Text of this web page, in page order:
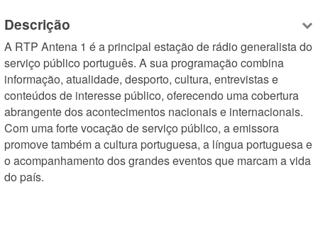
Descrição
A RTP Antena 1 é a principal estação de rádio generalista do
serviço público português. A sua programação combina
informação, atualidade, desporto, cultura, entrevistas e
conteúdos de interesse público, oferecendo uma cobertura
abrangente dos acontecimentos nacionais e internacionais.
Com uma forte vocação de serviço público, a emissora
promove também a cultura portuguesa, a língua portuguesa e
o acompanhamento dos grandes eventos que marcam a vida
do país.